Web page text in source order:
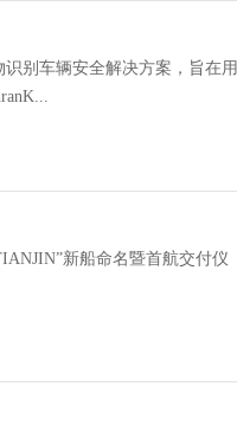
别车辆安全解决方案，旨在用
新船命名暨首航交付仪